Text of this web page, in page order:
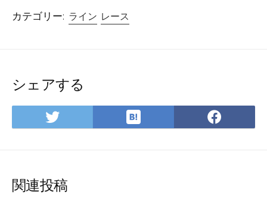
カテゴリー: ライン レース
シェアする
Twitter
で
は
て
で
関連投稿